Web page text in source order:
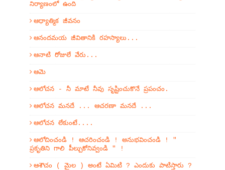
నిర్యాణంలో ఉంది
ఆధ్యాత్మిక జీవనం
ఆనందమయ జీవితానికి రహస్యాలు...
ఆనాటి రోజులే వేరు...
ఆమె
ఆలోచన - నీ మాటే నీవు సృష్టించుకొనే ప్రపంచం.
ఆలోచన మనదే ... ఆచరణా మనదే ...
ఆలోచన లేకుంటే....
ఆలోచించండి ! ఆచరించండి ! అనుభవించండి ! "
ప్రకృతిని గాలి పీల్చుకోనివ్వండి " !
ఆశౌచం ( మైల ) అంటే ఏమిటి ? ఎందుకు పాటిస్తారు ?